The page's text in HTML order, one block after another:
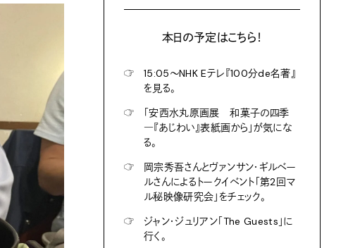
本日の予定はこちら！
☞
15:05〜NHK Eテレ『100分de名著』
を見る。
☞
「安西水丸原画展 和菓子の四季
―『あじわい』表紙画から」が気にな
る。
☞
岡宗秀吾さんとヴァンサン・ギルベー
ルさんによるトークイベント「第2回マ
ル秘映像研究会」をチェック。
☞
ジャン・ジュリアン「The Guests」に
行く。